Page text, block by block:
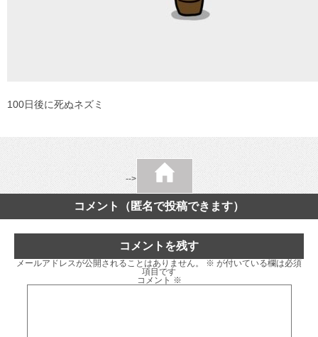
100日後に死ぬネズミ
-->
コメント（匿名で投稿できます）
コメントを残す
メールアドレスが公開されることはありません。 ※ が付いている欄は必須
項目です
コメント ※